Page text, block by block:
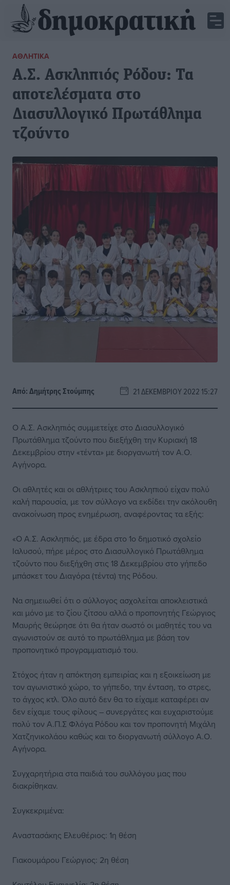
ΑΘΛΗΤΙΚΆ
Α.Σ. Ασκληπιός Ρόδου: Τα
αποτελέσματα στο
Διασυλλογικό Πρωτάθλημα
τζούντο
Από:Δημήτρης Στούμπης 21 ΔΕΚΕΜΒΡΊΟΥ 2022 15:27
Ο Α.Σ. Ασκληπιός συμμετείχε στο Διασυλλογικό
Πρωτάθλημα τζούντο που διεξήχθη την Κυριακή 18
Δεκεμβρίου στην «τέντα» με διοργανωτή τον Α.Ο.
Αγήνορα.
Οι αθλητές και οι αθλήτριες του Ασκληπιού είχαν πολύ
καλή παρουσία, με τον σύλλογο να εκδίδει την ακόλουθη
ανακοίνωση προς ενημέρωση, αναφέροντας τα εξής:
«Ο Α.Σ. Ασκληπιός, με έδρα στο 1ο δημοτικό σχολείο
Ιαλυσού, πήρε μέρος στο Διασυλλογικό Πρωτάθλημα
τζούντο που διεξήχθη στις 18 Δεκεμβρίου στο γήπεδο
μπάσκετ του Διαγόρα (τέντα) της Ρόδου.
Να σημειωθεί ότι ο σύλλογος ασχολείται αποκλειστικά
και μόνο με το ζίου ζίτσου αλλά ο προπονητής Γεώργιος
Μαυρής θεώρησε ότι θα ήταν σωστό οι μαθητές του να
αγωνιστούν σε αυτό το πρωτάθλημα με βάση τον
προπονητικό προγραμματισμό του.
Στόχος ήταν η απόκτηση εμπειρίας και η εξοικείωση με
τον αγωνιστικό χώρο, το γήπεδο, την ένταση, το στρες,
το άγχος κτλ. Όλο αυτό δεν θα το είχαμε καταφέρει αν
δεν είχαμε τους φίλους – συνεργάτες και ευχαριστούμε
πολύ τον Α.Π.Σ Φλόγα Ρόδου και τον προπονητή Μιχάλη
Χατζηνικολάου καθώς και το διοργανωτή σύλλογο Α.Ο.
Αγήνορα.
Συγχαρητήρια στα παιδιά του συλλόγου μας που
διακρίθηκαν.
Συγκεκριμένα:
Αναστασάκης Ελευθέριος: 1η θέση
Γιακουμάρου Γεώργιος: 2η θέση